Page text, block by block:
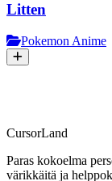
Litten
Pokemon Anime
CursorLand
Paras kokoelma
värikkäitä ja